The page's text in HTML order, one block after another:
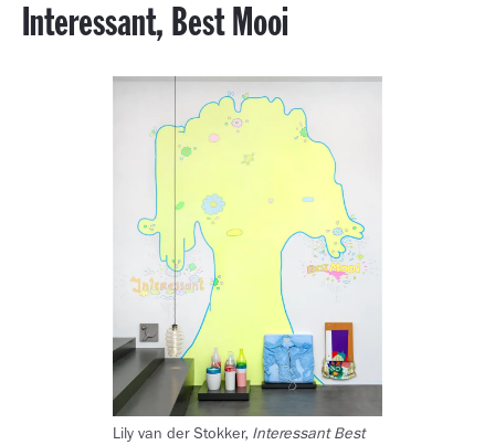
Interessant, Best Mooi
Lily van der Stokker, Interessant Best